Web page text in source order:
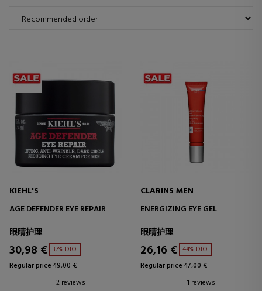
KIEHL'S
AGE DEFENDER EYE REPAIR
眼睛护理
30,98 € 37% DTO.
Regular price 49,00 €
2 reviews
CLARINS MEN
ENERGIZING EYE GEL
眼睛护理
26,16 € 44% DTO.
Regular price 47,00 €
1 reviews